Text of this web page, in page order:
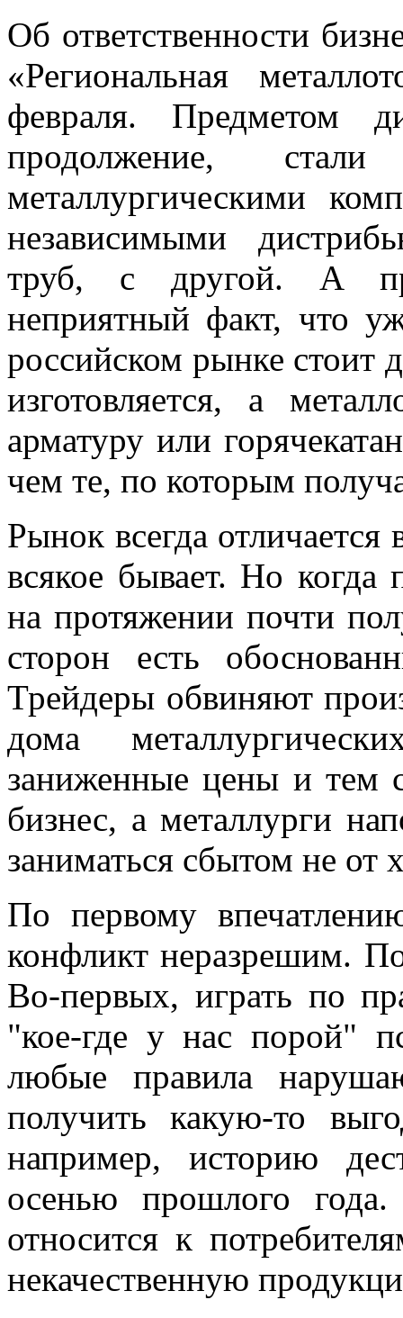
Об ответственности
«Региональная
февраля. Предметом
продолжение,
металлургическими
независимыми
труб, с другой. А
неприятный факт, что
российском рынке стоит
изготовляется, а
арматуру или
чем те, по которым
Рынок всегда
всякое бывает. Но когда
на протяжении почти
сторон есть
Трейдеры обвиняют
дома
заниженные цены и тем
бизнес, а металлурги
заниматься сбытом не
По первому
конфликт неразрешим.
Во-первых, играть по
"кое-где у нас порой"
любые правила
получить какую-то
например, историю
осенью прошлого
относится к
некачественную